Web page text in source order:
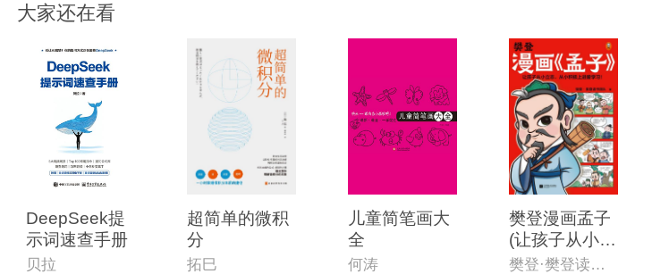
大家还在看
DeepSeek提
示词速查手册
贝拉
超简单的微积
分
拓巳
儿童简笔画大
全
何涛
樊登漫画孟子
(让孩子从小立
志,从小积极上
樊登·樊登读书团队